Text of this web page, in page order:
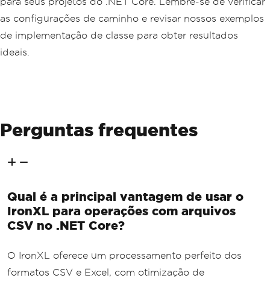
as configurações de caminho e revisar nossos exemplos
de implementação de classe para obter resultados
ideais.
Perguntas frequentes
Qual é a principal vantagem de usar o
IronXL para operações com arquivos
CSV no .NET Core?
O IronXL oferece um processamento perfeito dos
formatos CSV e Excel, com otimização de